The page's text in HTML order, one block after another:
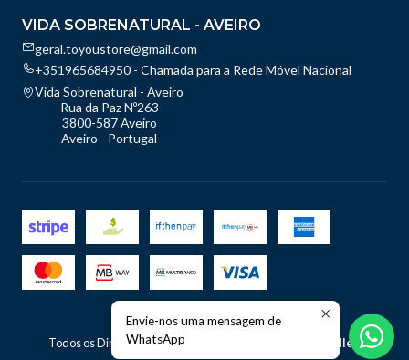
VIDA SOBRENATURAL - AVEIRO
geral.toyoustore@gmail.com
+351965684950 - Chamada para a Rede Móvel Nacional
Vida Sobrenatural - Aveiro
Rua da Paz Nº263
3800-587 Aveiro
Aveiro - Portugal
2026 TOyou - Store.
Todos os Direitos Reservados.
Com tecnologia Jumpseller .
Envie-nos uma mensagem de
WhatsApp